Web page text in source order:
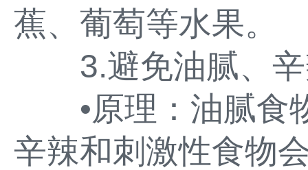
蕉、葡萄等水果。
3.避免油腻、辛
•原理：油腻食
辛辣和刺激性食物